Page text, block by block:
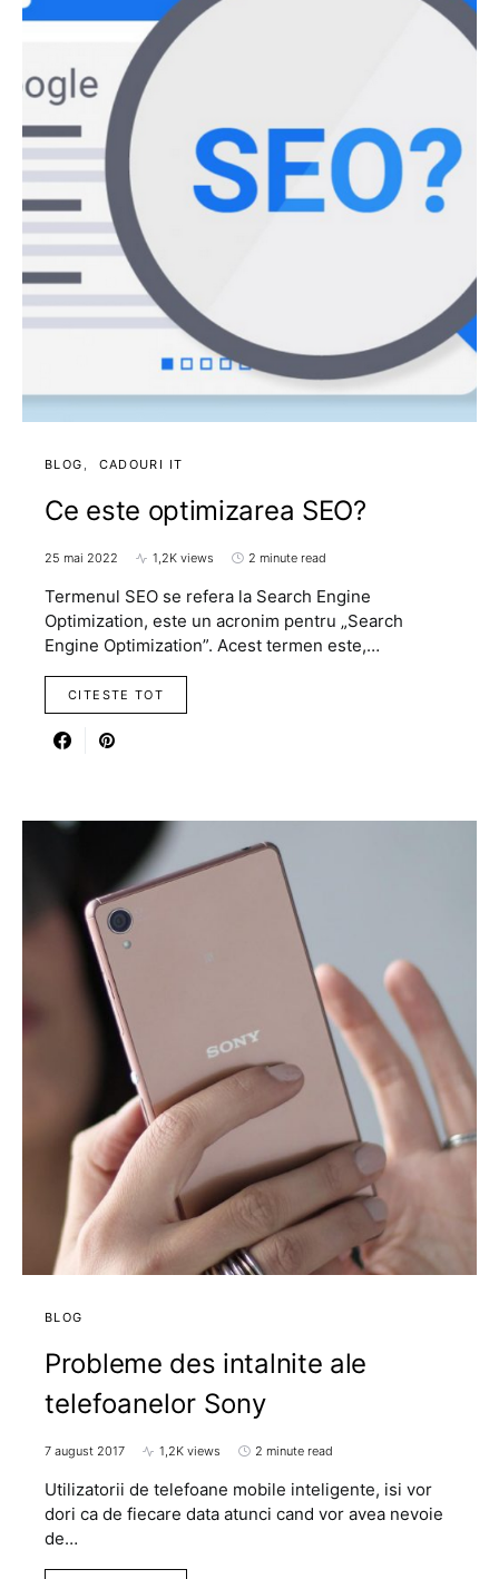
BLOG CADOURI IT
Ce este optimizarea SEO?
25 mai 2022 1,2K views 2 minute read
Termenul SEO se refera la Search Engine
Optimization, este un acronim pentru „Search
Engine Optimization”. Acest termen este,…
CITESTE TOT
BLOG
Probleme des intalnite ale
telefoanelor Sony
7 august 2017 1,2K views 2 minute read
Utilizatorii de telefoane mobile inteligente, isi vor
dori ca de fiecare data atunci cand vor avea nevoie
de…